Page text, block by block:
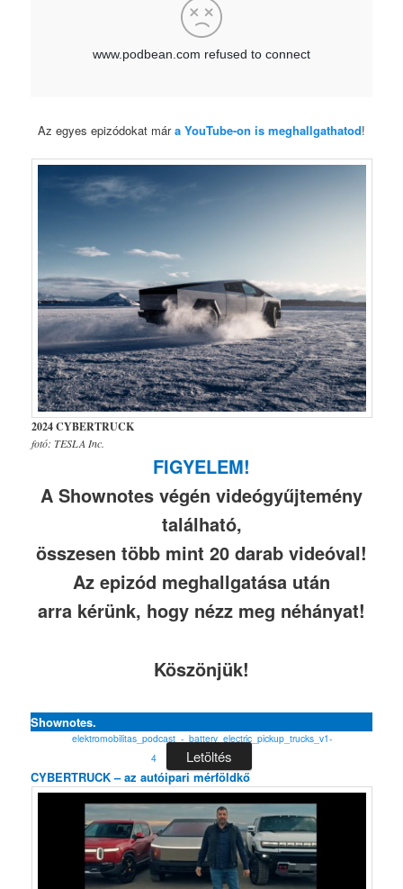
Az egyes epizódokat mára YouTube-on is meghallgathatod!
2024 CYBERTRUCK
fotó: TESLA Inc.
FIGYELEM!
A Shownotes végén videógyűjtemény
található,
összesen több mint 20 darab videóval!
Az epizód meghallgatása után
arra kérünk, hogy nézz meg néhányat!
Köszönjük!
Shownotes.
elektromobilitas_podcast_-_battery_electric_pickup_trucks_v1-
4
Letöltés
CYBERTRUCK – az autóipari mérföldkő